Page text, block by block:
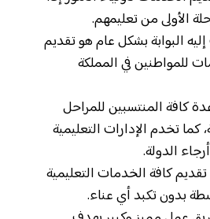
الأولى من تعليمهم.
البوابة بشكل عام هو تقديم
للمواطنين في المملكة
كافة المنتسبين للمراحل
كما تخدم الإدارات التعليمية
الدولة.
كافة الخدمات التعليمية
بدون تكبد أي عناء.